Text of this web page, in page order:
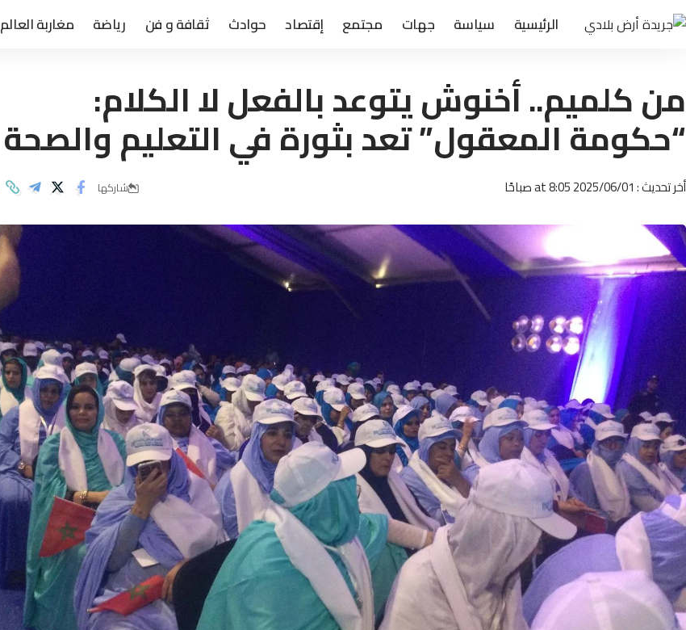
الرئيسية سياسة جهات مجتمع إقتصاد حوادث ثقافة و فن رياضة مغاربة العالم
من كلميم.. أخنوش يتوعد بالفعل لا الكلام:
“حكومة المعقول” تعد بثورة في التعليم والصحة
أخر تحديث : 2025/06/01 at 8:05 صباحًا شاركها